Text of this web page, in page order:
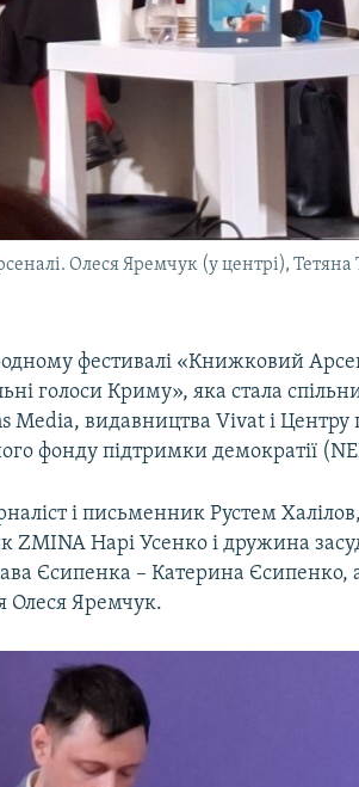
Олеся Яремчук (у центрі),
фестивалі «Книжковий
голоси Криму», яка стала
Media, видавництва Vivat і
фонду підтримки демократії
і письменник Рустем
ZMINA Нарі Усенко і дружина
Єсипенка – Катерина Єсипенко,
Олеся Яремчук.